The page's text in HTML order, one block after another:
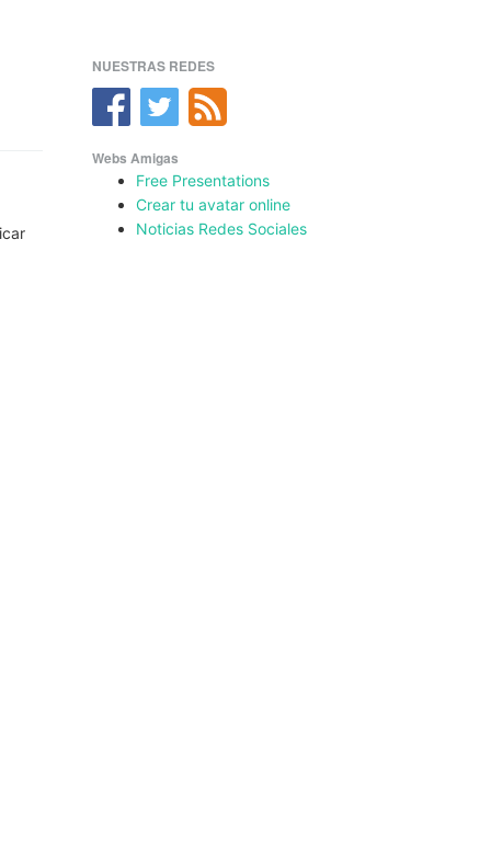
NUESTRAS REDES
Webs Amigas
Free Presentations
Crear tu avatar online
Noticias Redes Sociales